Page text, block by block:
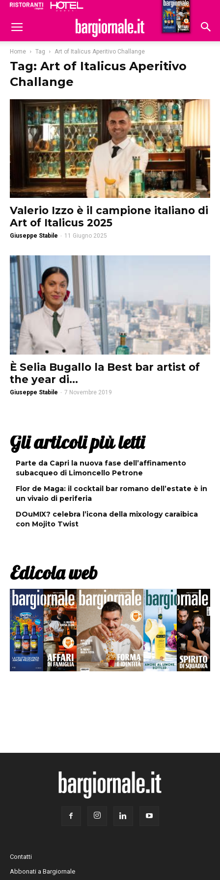
Hoteldomani
Home Tag Art of Italicus Aperitivo Challange
Tag: Art of Italicus Aperitivo
Challange
Valerio Izzo è il campione italiano di
Art of Italicus 2025
Giuseppe Stabile - 11 Giugno 2025
È Selia Bugallo la Best bar artist of
the year di...
Giuseppe Stabile - 7 Novembre 2019
Gli articoli più letti
Parte da Capri la nuova fase dell’affinamento
subacqueo di Limoncello Petrone
Flor de Maga: il cocktail bar romano dell’estate è in
un vivaio di periferia
DOuMIX? celebra l’icona della mixology caraibica
con Mojito Twist
Edicola web
Contatti
Abbonati a Bargiornale